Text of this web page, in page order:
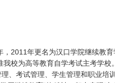
2011年更名为汉口学院继续教育
校为高等教育自学考试主考学校。
、考试管理、学生管理和职业培